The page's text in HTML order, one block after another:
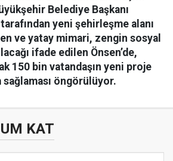
Belediye Başkanı
yeni şehirleşme alanı
ve yatay mimari, zengin sosyal
ifade edilen Önsen’de,
150 bin vatandaşın yeni proje
sağlaması öngörülüyor.
KAT